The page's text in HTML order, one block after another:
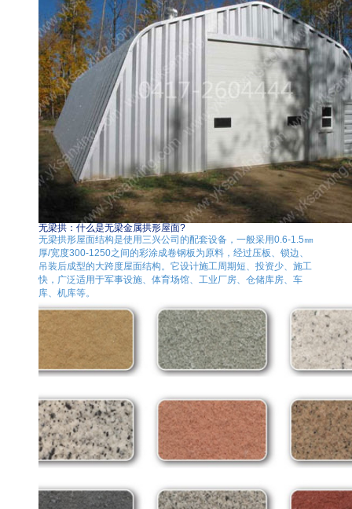
无梁拱：什么是无梁金属拱形屋面?
无梁拱形屋面结构是使用三兴公司的配套设备，一般采用0.6-1.5㎜
厚/宽度300-1250之间的彩涂成卷钢板为原料，经过压板、锁边、
吊装后成型的大跨度屋面结构。它设计施工周期短、投资少、施工
快，广泛适用于军事设施、体育场馆、工业厂房、仓储库房、车
库、机库等。